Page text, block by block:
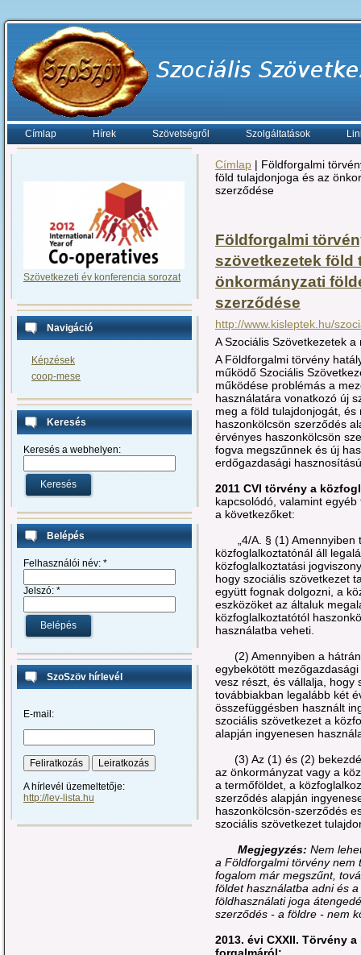
Címlap Hírek Szövetségről Szolgáltatások
Szövetkezeti év konferencia sorozat
Navigáció
Képzések
coop-mese
Keresés
Keresés a webhelyen:
Belépés
Felhasználói név: *
Jelszó: *
SzoSzöv hírlevél
E-mail:
A hírlevél üzemeltetője:
http://lev-lista.hu
Címlap | Földforgalmi
föld tulajdonjoga és az
szerződése
Földforgalmi
szövetkezetek föld
önkormányzati
szerződése
http://www.kisleptek.hu/
A Szociális Szövetkezetek
A Földforgalmi törvény
működő Szociális
működése problémás a
használatára vonatkozó új
meg a föld tulajdonjogát,
haszonkölcsön szerződés
érvényes haszonkölcsön
fogva megszűnnek és új
erdőgazdasági
2011 CVI törvény a
kapcsolódó, valamint
a következőket:
„4/A. § (1) Amennyiben
közfoglalkoztatónál áll
közfoglalkoztatási
hogy szociális szövetkezet
együtt fognak dolgozni, a
eszközöket az általuk
közfoglalkoztatótól
használatba veheti.
(2) Amennyiben a
egybekötött
vesz részt, és vállalja, hogy
továbbiakban legalább két
összefüggésben használt
szociális szövetkezet a
alapján ingyenesen
(3) Az (1) és (2)
az önkormányzat vagy a
a termőföldet, a
szerződés alapján
haszonkölcsön-szerződés
szociális szövetkezet
Megjegyzés: Nem
a Földforgalmi törvény nem
fogalom már megszűnt,
földet használatba adni és
földhasználati joga
szerződés - a földre - nem
2013. évi CXXII. Törvény
forgalmáról: